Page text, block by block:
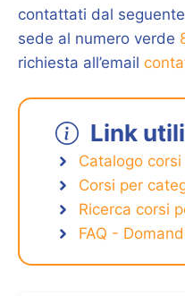
contattati dal seguente
sede al numero verde
richiesta all’email
Link utili
Catalogo
Corsi per
Ricerca corsi
FAQ -